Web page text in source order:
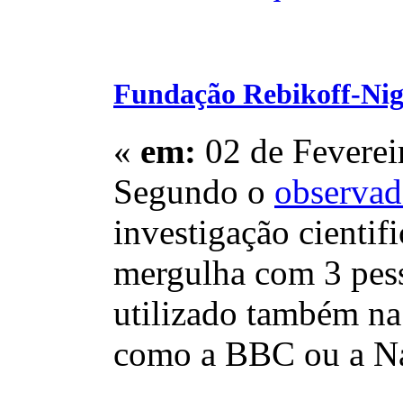
Fundação Rebikoff-
« em: 02 de
Segundo o
investigação
mergulha com 3
utilizado também
como a BBC ou a